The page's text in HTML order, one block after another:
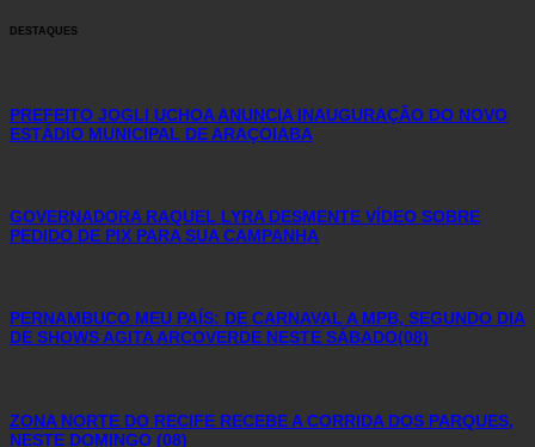
DESTAQUES
PREFEITO JOGLI UCHOA ANUNCIA INAUGURAÇÃO DO NOVO
ESTÁDIO MUNICIPAL DE ARAÇOIABA
GOVERNADORA RAQUEL LYRA DESMENTE VÍDEO SOBRE
PEDIDO DE PIX PARA SUA CAMPANHA
PERNAMBUCO MEU PAÍS: DE CARNAVAL A MPB, SEGUNDO DIA
DE SHOWS AGITA ARCOVERDE NESTE SÁBADO(08)
ZONA NORTE DO RECIFE RECEBE A CORRIDA DOS PARQUES,
NESTE DOMINGO (08)